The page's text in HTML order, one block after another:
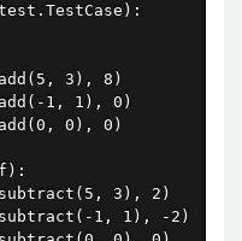
3), 8)
1, 1), 0)
0), 0)
3), 2)
1, 1), -2)